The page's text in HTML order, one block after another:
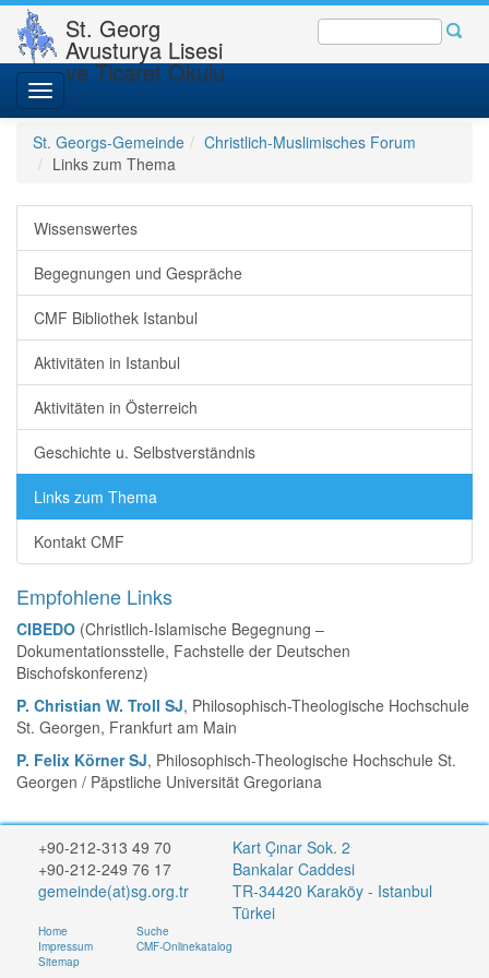
St. Georg
Avusturya Lisesi
ve Ticaret Okulu
Toggle
navigation
St. Georgs-Gemeinde
Christlich-Muslimisches Forum
Links zum Thema
Wissenswertes
Begegnungen und Gespräche
CMF Bibliothek Istanbul
Aktivitäten in Istanbul
Aktivitäten in Österreich
Geschichte u. Selbstverständnis
Links zum Thema
Kontakt CMF
Empfohlene Links
CIBEDO (Christlich-Islamische Begegnung –
Dokumentationsstelle, Fachstelle der Deutschen
Bischofskonferenz)
P. Christian W. Troll SJ, Philosophisch-Theologische Hochschule
St. Georgen, Frankfurt am Main
P. Felix Körner SJ, Philosophisch-Theologische Hochschule St.
Georgen / Päpstliche Universität Gregoriana
+90-212-313 49 70
+90-212-249 76 17
gemeinde(at)sg.org.tr
Kart Çınar Sok. 2
Bankalar Caddesi
TR-34420 Karaköy - Istanbul
Türkei
Home
Impressum
Sitemap
Suche
CMF-Onlinekatalog